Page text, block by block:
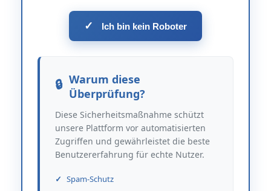
✓ Ich bin kein Roboter
Warum diese
Überprüfung?
Diese Sicherheitsmaßnahme schützt
unsere Plattform vor automatisierten
Zugriffen und gewährleistet die beste
Benutzererfahrung für echte Nutzer.
Spam-Schutz